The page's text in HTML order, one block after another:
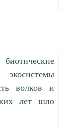
волков и
лет шло